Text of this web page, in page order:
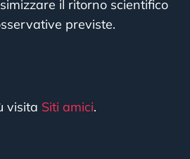
il ritorno scientifico
previste.
visita Siti amici.